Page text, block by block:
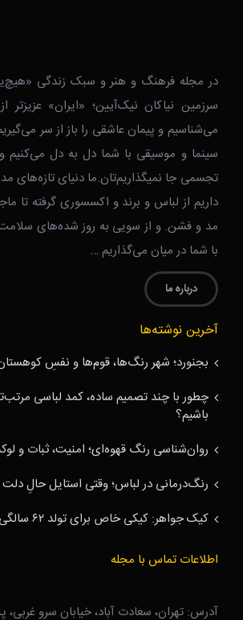
در مجله فرهنگ و هنر و سبک زندگی‌
سرزمین نیاکان نیک‌‌‌آیین؛ «ایران» عزیزتر
می‌شناسیم و پیمان عاشقی را باز از سر
سینما و موسیقی با شما دل به دل می‌کنیم و
تجسمی جا نمیگذاریم‌تان.ما دنیای تازه‌های مد
داریم از لباس و برند و اکسسوری گرفته تا
مد و فشن. و از سویی به روز شده‌های
با شما در میان می‌گذاریم …
درباره ما
آخرین نوشته‌ها
بجنورد؛ شهر رنگ‌ها، قوم‌ها و نفسِ
چطور با چند تصمیم ساده، کمد لباسی
باشیم؟
روان‌شناسی رنگ قهوه‌ای؛ امنیت، ثبات و
رنگ‌درمانی در لباس؛ وقتی استایل حالِ
کیک جواهر: کیکی خاص برای تولد ۶۲ سالگی نیتا آمبانی
اطلاعات تماس با مجله
آدرس: تهران، سعادت آباد، خیابان سرو غربی،